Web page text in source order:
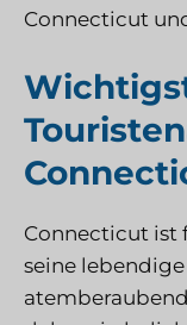
Connecticut
Connecticut ist
seine